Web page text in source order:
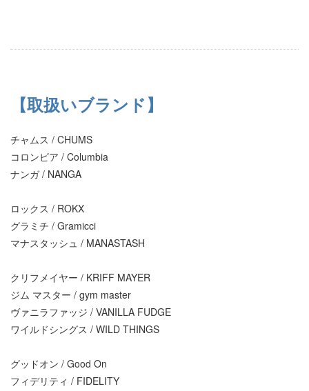
【取扱いブランド】
チャムス / CHUMS
コロンビア / Columbia
ナンガ / NANGA
ロックス / ROKX
グラミチ / Gramicci
マナスタッシュ / MANASTASH
クリフメイヤー / KRIFF MAYER
ジム マスター / gym master
ヴァニラファッジ / VANILLA FUDGE
ワイルドシングス / WILD THINGS
グッドオン / Good On
フィデリティ / FIDELITY